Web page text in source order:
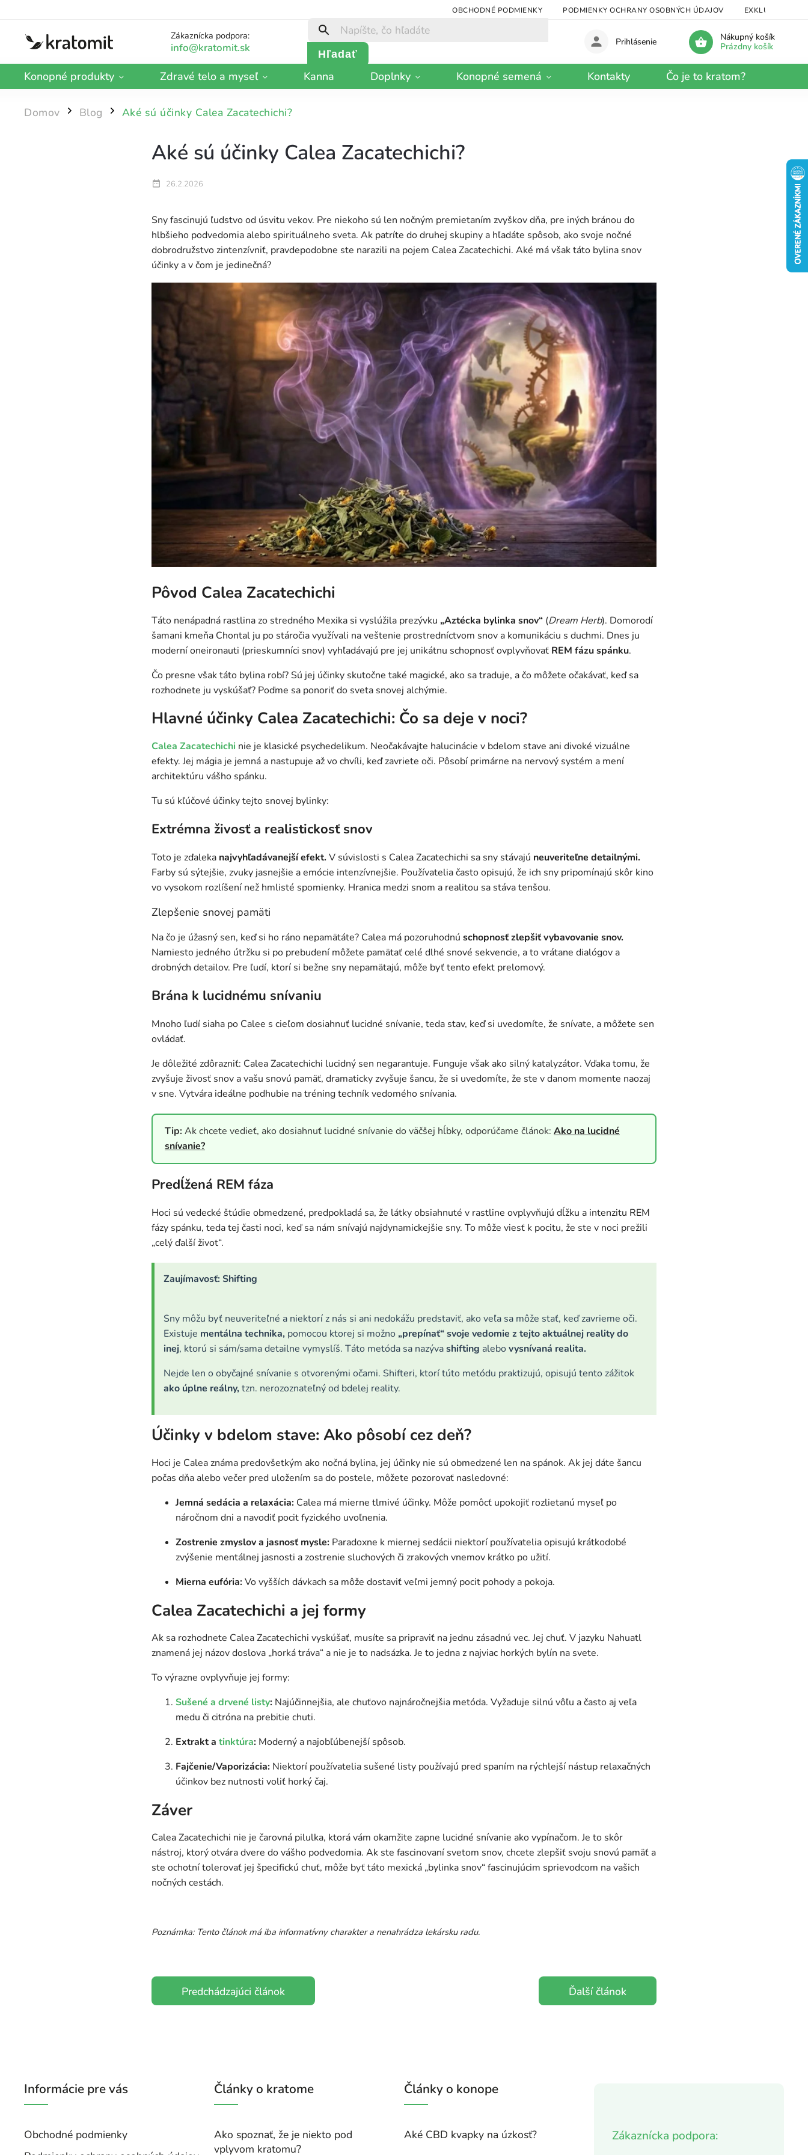
OBCHODNÉ PODMIENKY PODMIENKY OCHRANY OSOBNÝCH ÚDAJOV EXKLUZÍVNY
Zákaznícka podpora:
Hľadať
Nákupný košík
Prázdny košík
Prihlásenie
Konopné produkty Zdravé telo a myseľ Kanna Doplnky Konopné semená Kontakty Čo je to kratom?
Domov / Blog / Aké sú účinky Calea Zacatechichi?
Aké sú účinky Calea Zacatechichi?
26.2.2026
Sny fascinujú ľudstvo od úsvitu vekov. Pre niekoho sú len nočným premietaním zvyškov dňa, pre iných bránou do
hlbšieho podvedomia alebo spirituálneho sveta. Ak patríte do druhej skupiny a hľadáte spôsob, ako svoje nočné
dobrodružstvo zintenzívniť, pravdepodobne ste narazili na pojem Calea Zacatechichi. Aké má však táto bylina snov
účinky a v čom je jedinečná?
Pôvod Calea Zacatechichi
Táto nenápadná rastlina zo stredného Mexika si vyslúžila prezývku „Aztécka bylinka snov“ (Dream Herb). Domorodí
šamani kmeňa Chontal ju po stáročia využívali na veštenie prostredníctvom snov a komunikáciu s duchmi. Dnes ju
moderní oneironauti (prieskumníci snov) vyhľadávajú pre jej unikátnu schopnosť ovplyvňovať REM fázu spánku.
Čo presne však táto bylina robí? Sú jej účinky skutočne také magické, ako sa traduje, a čo môžete očakávať, keď sa
rozhodnete ju vyskúšať? Poďme sa ponoriť do sveta snovej alchýmie.
Hlavné účinky Calea Zacatechichi: Čo sa deje v noci?
Calea Zacatechichi nie je klasické psychedelikum. Neočakávajte halucinácie v bdelom stave ani divoké vizuálne
efekty. Jej mágia je jemná a nastupuje až vo chvíli, keď zavriete oči. Pôsobí primárne na nervový systém a mení
architektúru vášho spánku.
Tu sú kľúčové účinky tejto snovej bylinky:
Extrémna živosť a realistickosť snov
Toto je zďaleka najvyhľadávanejší efekt. V súvislosti s Calea Zacatechichi sa sny stávajú neuveriteľne detailnými.
Farby sú sýtejšie, zvuky jasnejšie a emócie intenzívnejšie. Používatelia často opisujú, že ich sny pripomínajú skôr kino
vo vysokom rozlíšení než hmlisté spomienky. Hranica medzi snom a realitou sa stáva tenšou.
Zlepšenie snovej pamäti
Na čo je úžasný sen, keď si ho ráno nepamätáte? Calea má pozoruhodnú schopnosť zlepšiť vybavovanie snov.
Namiesto jedného útržku si po prebudení môžete pamätať celé dlhé snové sekvencie, a to vrátane dialógov a
drobných detailov. Pre ľudí, ktorí si bežne sny nepamätajú, môže byť tento efekt prelomový.
Brána k lucidnému snívaniu
Mnoho ľudí siaha po Calee s cieľom dosiahnuť lucidné snívanie, teda stav, keď si uvedomíte, že snívate, a môžete sen
ovládať.
Je dôležité zdôrazniť: Calea Zacatechichi lucidný sen negarantuje. Funguje však ako silný katalyzátor. Vďaka tomu, že
zvyšuje živosť snov a vašu snovú pamäť, dramaticky zvyšuje šancu, že si uvedomíte, že ste v danom momente naozaj
v sne. Vytvára ideálne podhubie na tréning techník vedomého snívania.
Tip:Ak chcete vedieť, ako dosiahnuť lucidné snívanie do väčšej hĺbky, odporúčame článok: Ako na lucidné
snívanie?
Predĺžená REM fáza
Hoci sú vedecké štúdie obmedzené, predpokladá sa, že látky obsiahnuté v rastline ovplyvňujú dĺžku a intenzitu REM
fázy spánku, teda tej časti noci, keď sa nám snívajú najdynamickejšie sny. To môže viesť k pocitu, že ste v noci prežili
„celý ďalší život“.
Zaujímavosť: Shifting
Sny môžu byť neuveriteľné a niektorí z nás si ani nedokážu predstaviť, ako veľa sa môže stať, keď zavrieme oči.
Existuje mentálna technika, pomocou ktorej si možno „prepínať“ svoje vedomie z tejto aktuálnej reality do
inej, ktorú si sám/sama detailne vymyslíš. Táto metóda sa nazývashifting alebovysnívaná realita.
Nejde len o obyčajné snívanie s otvorenými očami. Shifteri, ktorí túto metódu praktizujú, opisujú tento zážitok
ako úplne reálny,tzn. nerozoznateľný od bdelej reality.
Účinky v bdelom stave: Ako pôsobí cez deň?
Hoci je Calea známa predovšetkým ako nočná bylina, jej účinky nie sú obmedzené len na spánok. Ak jej dáte šancu
počas dňa alebo večer pred uložením sa do postele, môžete pozorovať nasledovné:
Jemná sedácia a relaxácia: Calea má mierne tlmivé účinky. Môže pomôcť upokojiť rozlietanú myseľ po
náročnom dni a navodiť pocit fyzického uvoľnenia.
Zostrenie zmyslov a jasnosť mysle: Paradoxne k miernej sedácii niektorí používatelia opisujú krátkodobé
zvýšenie mentálnej jasnosti a zostrenie sluchových či zrakových vnemov krátko po užití.
Mierna eufória:Vo vyšších dávkach sa môže dostaviť veľmi jemný pocit pohody a pokoja.
Calea Zacatechichi a jej formy
Ak sa rozhodnete Calea Zacatechichi vyskúšať, musíte sa pripraviť na jednu zásadnú vec. Jej chuť. V jazyku Nahuatl
znamená jej názov doslova „horká tráva“ a nie je to nadsázka. Je to jedna z najviac horkých bylín na svete.
To výrazne ovplyvňuje jej formy:
Sušené a drvené listy: Najúčinnejšia, ale chuťovo najnáročnejšia metóda. Vyžaduje silnú vôľu a často aj veľa
medu či citróna na prebitie chuti.
Extrakt a tinktúra: Moderný a najobľúbenejší spôsob.
Fajčenie/Vaporizácia: Niektorí používatelia sušené listy používajú pred spaním na rýchlejší nástup relaxačných
účinkov bez nutnosti voliť horký čaj.
Záver
Calea Zacatechichi nie je čarovná pilulka, ktorá vám okamžite zapne lucidné snívanie ako vypínačom. Je to skôr
nástroj, ktorý otvára dvere do vášho podvedomia. Ak ste fascinovaní svetom snov, chcete zlepšiť svoju snovú pamäť a
ste ochotní tolerovať jej špecifickú chuť, môže byť táto mexická „bylinka snov“ fascinujúcim sprievodcom na vašich
nočných cestách.
Poznámka: Tento článok má iba informatívny charakter a nenahrádza lekársku radu.
Predchádzajúci článok Ďalší článok
Zákaznícka podpora:
Informácie pre vás
Obchodné podmienky
Články o kratome
Ako spoznať, že je niekto pod
vplyvom kratomu?
Články o konope
Aké CBD kvapky na úzkosť?